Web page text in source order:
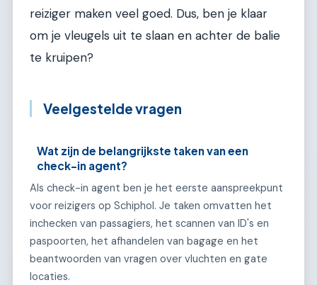
reiziger maken veel goed. Dus, ben je klaar
om je vleugels uit te slaan en achter de balie
te kruipen?
Veelgestelde vragen
Wat zijn de belangrijkste taken van een
check-in agent?
Als check-in agent ben je het eerste aanspreekpunt
voor reizigers op Schiphol. Je taken omvatten het
inchecken van passagiers, het scannen van ID's en
paspoorten, het afhandelen van bagage en het
beantwoorden van vragen over vluchten en gate
locaties.